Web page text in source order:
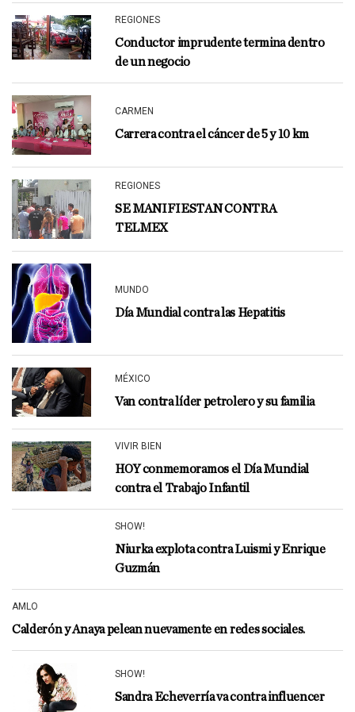
REGIONES
Conductor imprudente termina dentro
de un negocio
CARMEN
Carrera contra el cáncer de 5 y 10 km
REGIONES
SE MANIFIESTAN CONTRA
TELMEX
MUNDO
Día Mundial contra las Hepatitis
MÉXICO
Van contra líder petrolero y su familia
VIVIR BIEN
HOY conmemoramos el Día Mundial
contra el Trabajo Infantil
SHOW!
Niurka explota contra Luismi y Enrique
Guzmán
AMLO
Calderón y Anaya pelean nuevamente en redes sociales.
SHOW!
Sandra Echeverría va contra influencer